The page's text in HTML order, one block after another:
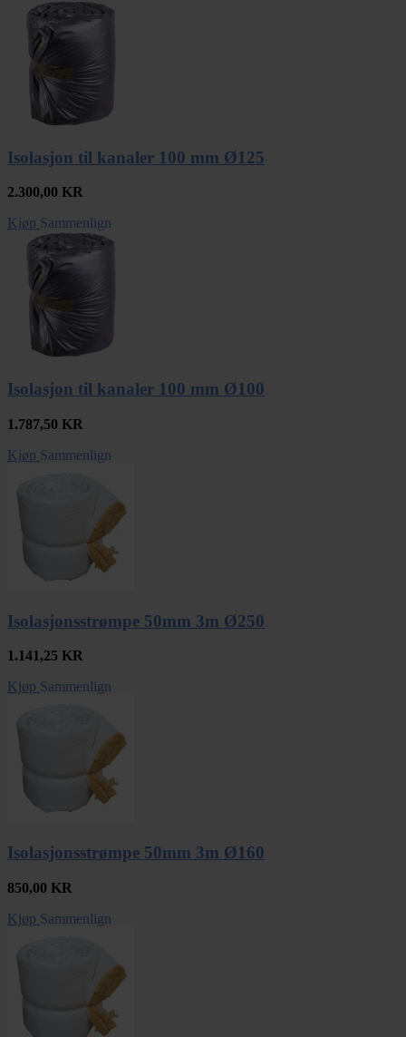
Isolasjon til kanaler 100 mm Ø125
2.300,00 KR
Kjøp Sammenlign
Isolasjon til kanaler 100 mm Ø100
1.787,50 KR
Kjøp Sammenlign
Isolasjonsstrømpe 50mm 3m Ø250
1.141,25 KR
Kjøp Sammenlign
Isolasjonsstrømpe 50mm 3m Ø160
850,00 KR
Kjøp Sammenlign